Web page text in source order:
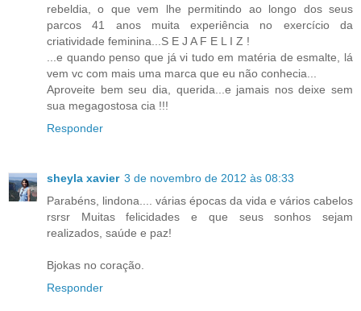
rebeldia, o que vem lhe permitindo ao longo dos seus
parcos 41 anos muita experiência no exercício da
criatividade feminina...S E J A F E L I Z !
...e quando penso que já vi tudo em matéria de esmalte, lá
vem vc com mais uma marca que eu não conhecia...
Aproveite bem seu dia, querida...e jamais nos deixe sem
sua megagostosa cia !!!
Responder
sheyla xavier 3 de novembro de 2012 às 08:33
Parabéns, lindona.... várias épocas da vida e vários cabelos
rsrsr Muitas felicidades e que seus sonhos sejam
realizados, saúde e paz!
Bjokas no coração.
Responder